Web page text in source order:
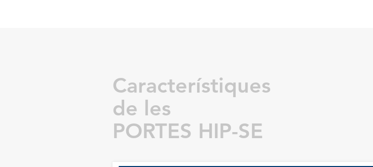
Característiques
de les
PORTES HIP-SE